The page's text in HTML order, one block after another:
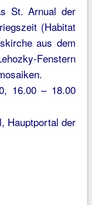
St. Arnual der
(Habitat
aus dem
Fenstern
16.00 – 18.00
Hauptportal der